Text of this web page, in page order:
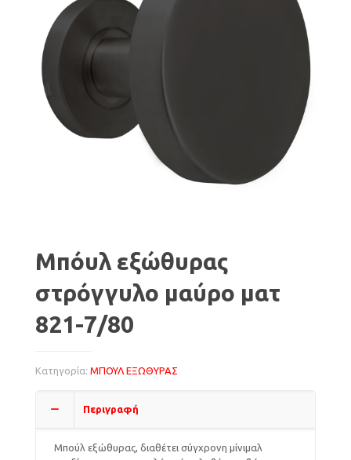
Μπόυλ εξώθυρας
στρόγγυλο μαύρο ματ
821-7/80
Κατηγορία: ΜΠΟΥΛ ΕΞΩΘΥΡΑΣ
Περιγραφή
Μπούλ εξώθυρας, διαθέτει σύγχρονη μίνιμαλ